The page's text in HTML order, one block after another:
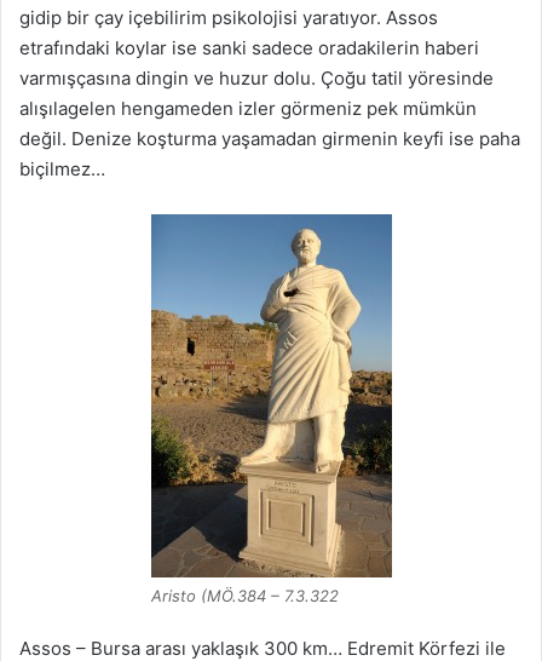
gidip bir çay içebilirim psikolojisi yaratıyor. Assos
etrafındaki koylar ise sanki sadece oradakilerin haberi
varmışçasına dingin ve huzur dolu. Çoğu tatil yöresinde
alışılagelen hengameden izler görmeniz pek mümkün
değil. Denize koşturma yaşamadan girmenin keyfi ise paha
biçilmez…
Aristo (MÖ.384 – 7.3.322
Assos – Bursa arası yaklaşık 300 km… Edremit Körfezi ile